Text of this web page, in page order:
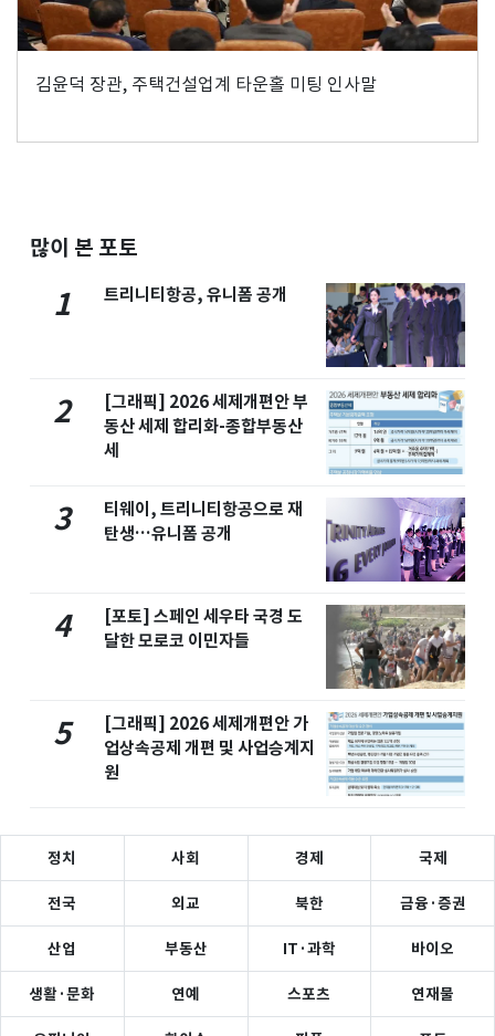
김윤덕 장관, 주택건설업계 타운홀 미팅 인사말
많이 본 포토
1 트리니티항공, 유니폼 공개
2
[그래픽] 2026 세제개편안 부
동산 세제 합리화-종합부동산
세
3
티웨이, 트리니티항공으로 재
탄생…유니폼 공개
4
[포토] 스페인 세우타 국경 도
달한 모로코 이민자들
5
[그래픽] 2026 세제개편안 가
업상속공제 개편 및 사업승계지
원
정치 사회 경제 국제
전국 외교 북한 금융·증권
산업 부동산 IT·과학 바이오
생활·문화 연예 스포츠 연재물